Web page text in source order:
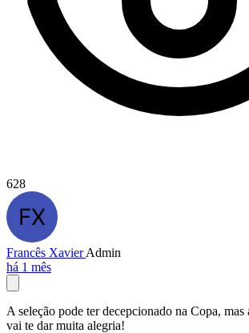
628
Francês XavierAdmin
há 1 mês
A seleção pode ter decepcionado na Copa, mas
vai te dar muita alegria!